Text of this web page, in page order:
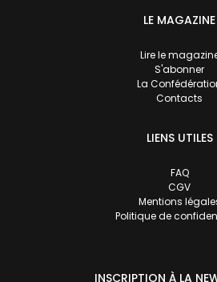
LE MAGAZINE
Lire le
S'abonner
La
Contacts
LIENS UTILES
FAQ
CGV
Mentions
Politique de
INSCRIPTION À LA